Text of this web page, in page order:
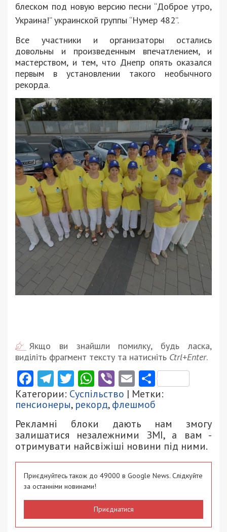
блеском под новую версию песни “Доброе утро,
Украина!”украинской группы “Нумер 482”.
Все участники и организаторы остались
довольны и произведенным впечатлением, и
мастерством, и тем, что Днепр опять оказался
первым в установлении такого необычного
рекорда.
Якщо ви знайшли помилку, будь ласка,
виділіть фрагмент тексту та натисніть Ctrl+Enter.
Facebook
Telegram
Twitter
WhatsApp
ViberEmail
Категории: Суспільство | Метки:
пенсионеры, рекорд,флешмоб
Рекламні блоки дають нам змогу
залишатися незалежними ЗМІ, а вам -
отримувати найсвіжіші новини під ними.
Приєднуйтесь також до 49000 в Google News. Слідкуйте
за останніми новинами!
Приєднатися